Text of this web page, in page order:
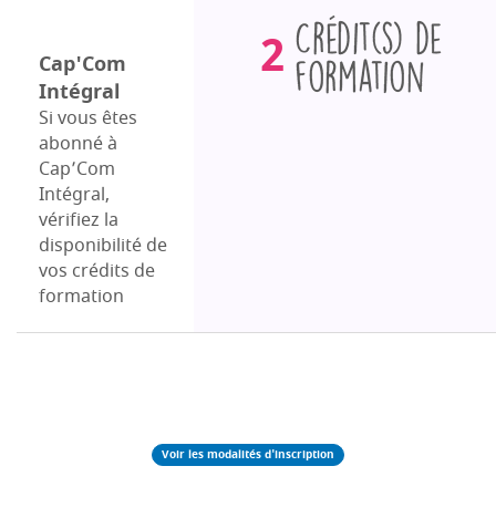
Cap'Com
Intégral
Si vous êtes
abonné à
Cap’Com
Intégral,
vérifiez la
disponibilité de
vos crédits de
formation
2
Crédits
de
formation
Voir les modalités d'inscription